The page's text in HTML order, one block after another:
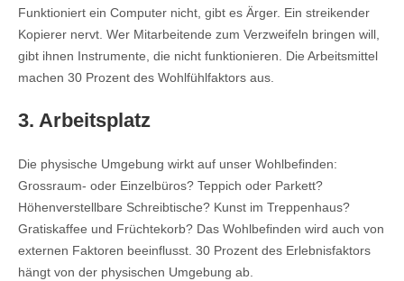
Funktioniert ein Computer nicht, gibt es Ärger. Ein streikender
Kopierer nervt. Wer Mitarbeitende zum Verzweifeln bringen will,
gibt ihnen Instrumente, die nicht funktionieren. Die Arbeitsmittel
machen 30 Prozent des Wohlfühlfaktors aus.
3. Arbeitsplatz
Die physische Umgebung wirkt auf unser Wohlbefinden:
Grossraum- oder Einzelbüros? Teppich oder Parkett?
Höhenverstellbare Schreibtische? Kunst im Treppenhaus?
Gratiskaffee und Früchtekorb? Das Wohlbefinden wird auch von
externen Faktoren beeinflusst. 30 Prozent des Erlebnisfaktors
hängt von der physischen Umgebung ab.